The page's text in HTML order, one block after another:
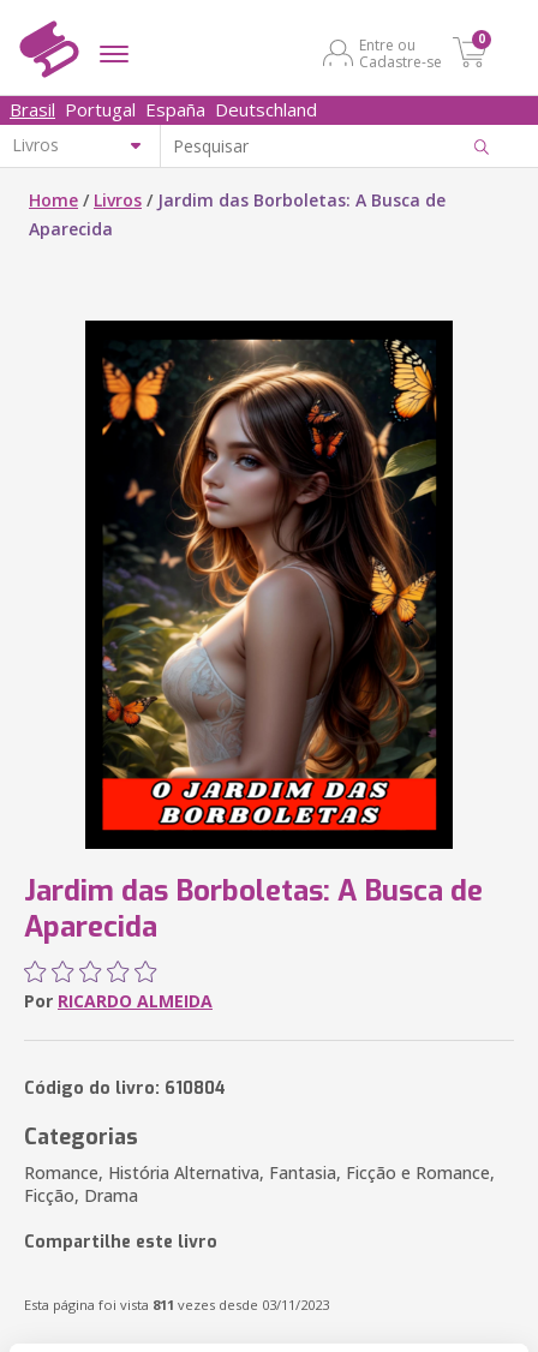
Entre ou
Cadastre-se
0
Brasil Portugal España Deutschland
Home / Livros / Jardim das Borboletas: A Busca de
Aparecida
Jardim das Borboletas: A Busca de
Aparecida
Por RICARDO ALMEIDA
Código do livro: 610804
Categorias
Romance, História Alternativa, Fantasia, Ficção e Romance,
Ficção, Drama
Compartilhe este livro
Esta página foi vista 811 vezes desde 03/11/2023